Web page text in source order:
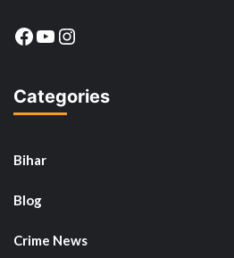
Facebook
YouTube
Instagram
Categories
Bihar
Blog
Crime News